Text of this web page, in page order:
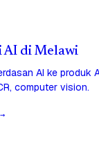
AI di Melawi
AI ke produk
computer vision.